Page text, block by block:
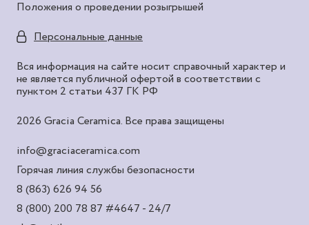
Положения о проведении розыгрышей
Персональные данные
Вся информация на сайте носит справочный характер и
не является публичной офертой в соответствии с
пунктом 2 статьи 437 ГК РФ
2026 Gracia Ceramica. Все права защищены
info@graciaceramica.com
Горячая линия службы безопасности
8 (863) 626 94 56
8 (800) 200 78 87 #4647 - 24/7